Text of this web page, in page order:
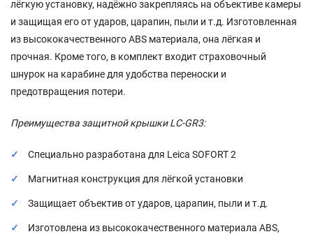
лёгкую установку, надёжно закрепляясь на объективе камеры
и защищая его от ударов, царапин, пыли и т.д. Изготовленная
из высококачественного ABS материала, она лёгкая и
прочная. Кроме того, в комплект входит страховочный
шнурок на карабине для удобства переноски и
предотвращения потери.
Преимущества защитной крышки LC-GR3:
Специально разработана для Leica SOFORT 2
Магнитная конструкция для лёгкой установки
Защищает объектив от ударов, царапин, пыли и т.д.
Изготовлена из высококачественного материала ABS,